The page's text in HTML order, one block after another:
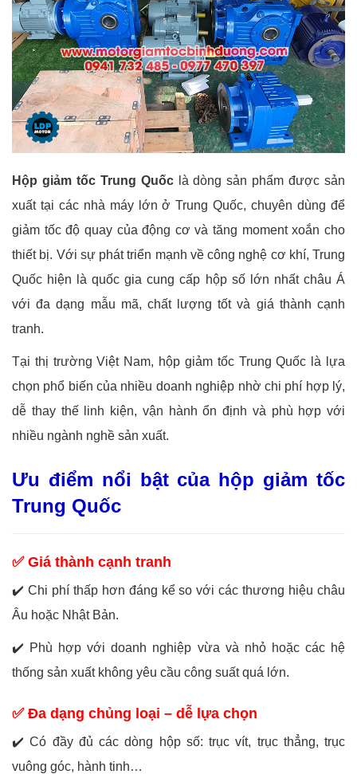
Hộp giảm tốc Trung Quốclà dòng sản phẩm được sản
xuất tại các nhà máy lớn ở Trung Quốc, chuyên dùng để
giảm tốc độ quay của động cơ và tăng moment xoắn cho
thiết bị. Với sự phát triển mạnh về công nghệ cơ khí, Trung
Quốc hiện là quốc gia cung cấp hộp số lớn nhất châu Á
với đa dạng mẫu mã, chất lượng tốt và giá thành cạnh
tranh.
Tại thị trường Việt Nam, hộp giảm tốc Trung Quốc là lựa
chọn phổ biến của nhiều doanh nghiệp nhờ chi phí hợp lý,
dễ thay thế linh kiện, vận hành ổn định và phù hợp với
nhiều ngành nghề sản xuất.
Ưu điểm nổi bật của hộp giảm tốc
Trung Quốc
✅ Giá thành cạnh tranh
✔️ Chi phí thấp hơn đáng kể so với các thương hiệu châu
Âu hoặc Nhật Bản.
✔️ Phù hợp với doanh nghiệp vừa và nhỏ hoặc các hệ
thống sản xuất không yêu cầu công suất quá lớn.
✅ Đa dạng chủng loại – dễ lựa chọn
✔️Có đầy đủ các dòng hộp số: trục vít, trục thẳng, trục
vuông góc, hành tinh…